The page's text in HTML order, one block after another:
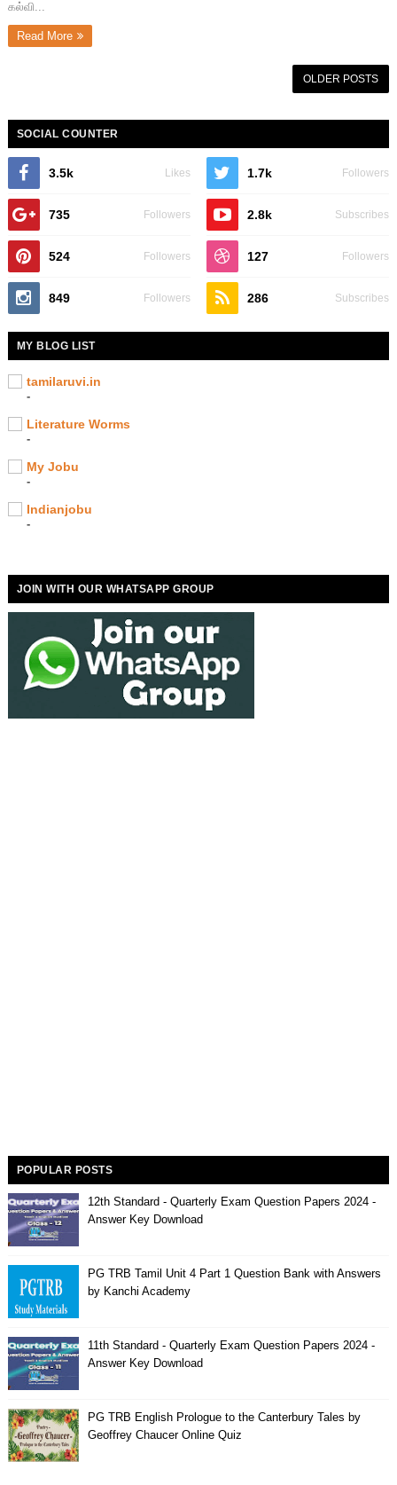
கல்வி...
Read More
OLDER POSTS
SOCIAL COUNTER
3.5k Likes 1.7k Followers
735 Followers 2.8k Subscribes
524 Followers 127 Followers
849 Followers 286 Subscribes
MY BLOG LIST
tamilaruvi.in
-
Literature Worms
-
My Jobu
-
Indianjobu
-
JOIN WITH OUR WHATSAPP GROUP
POPULAR POSTS
12th Standard - Quarterly Exam Question Papers 2024 -
Answer Key Download
PG TRB Tamil Unit 4 Part 1 Question Bank with Answers
by Kanchi Academy
11th Standard - Quarterly Exam Question Papers 2024 -
Answer Key Download
PG TRB English Prologue to the Canterbury Tales by
Geoffrey Chaucer Online Quiz